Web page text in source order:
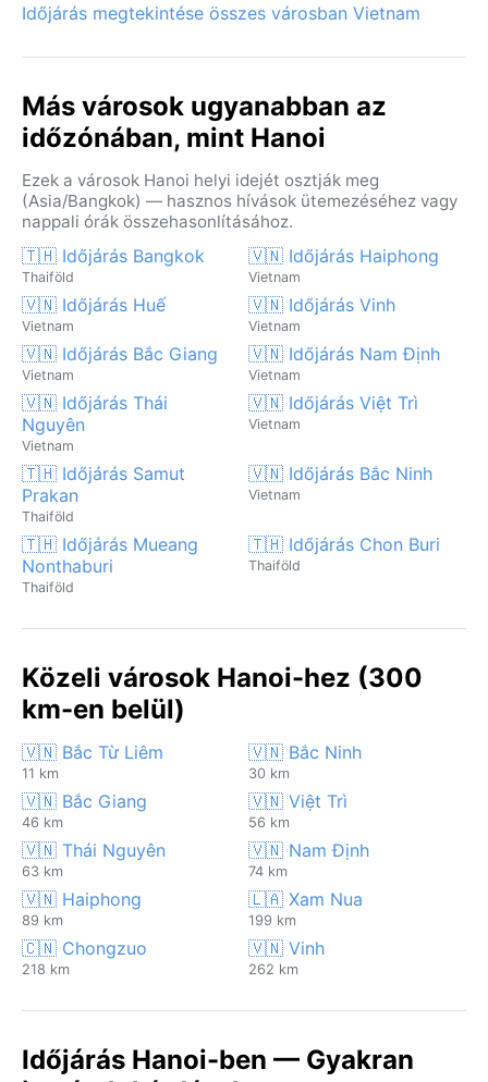
Időjárás megtekintése összes városban Vietnam
Más városok ugyanabban az
időzónában, mint Hanoi
Ezek a városok Hanoi helyi idejét osztják meg
(Asia/Bangkok) — hasznos hívások ütemezéséhez vagy
nappali órák összehasonlításához.
🇹🇭 Időjárás Bangkok
Thaiföld
🇻🇳 Időjárás Haiphong
Vietnam
🇻🇳 Időjárás Huế
Vietnam
🇻🇳 Időjárás Vinh
Vietnam
🇻🇳 Időjárás Bắc Giang
Vietnam
🇻🇳 Időjárás Nam Định
Vietnam
🇻🇳 Időjárás Thái
Nguyên
Vietnam
🇻🇳 Időjárás Việt Trì
Vietnam
🇹🇭 Időjárás Samut
Prakan
Thaiföld
🇻🇳 Időjárás Bắc Ninh
Vietnam
🇹🇭 Időjárás Mueang
Nonthaburi
Thaiföld
🇹🇭 Időjárás Chon Buri
Thaiföld
Közeli városok Hanoi-hez (300
km-en belül)
🇻🇳 Bắc Từ Liêm
11 km
🇻🇳 Bắc Ninh
30 km
🇻🇳 Bắc Giang
46 km
🇻🇳 Việt Trì
56 km
🇻🇳 Thái Nguyên
63 km
🇻🇳 Nam Định
74 km
🇻🇳 Haiphong
89 km
🇱🇦 Xam Nua
199 km
🇨🇳 Chongzuo
218 km
🇻🇳 Vinh
262 km
Időjárás Hanoi-ben — Gyakran